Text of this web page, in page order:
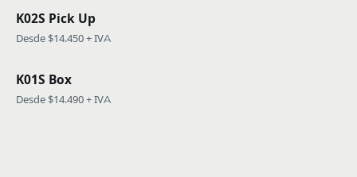
K02S Pick Up
Desde $14.450 + IVA
K01S Box
Desde $14.490 + IVA